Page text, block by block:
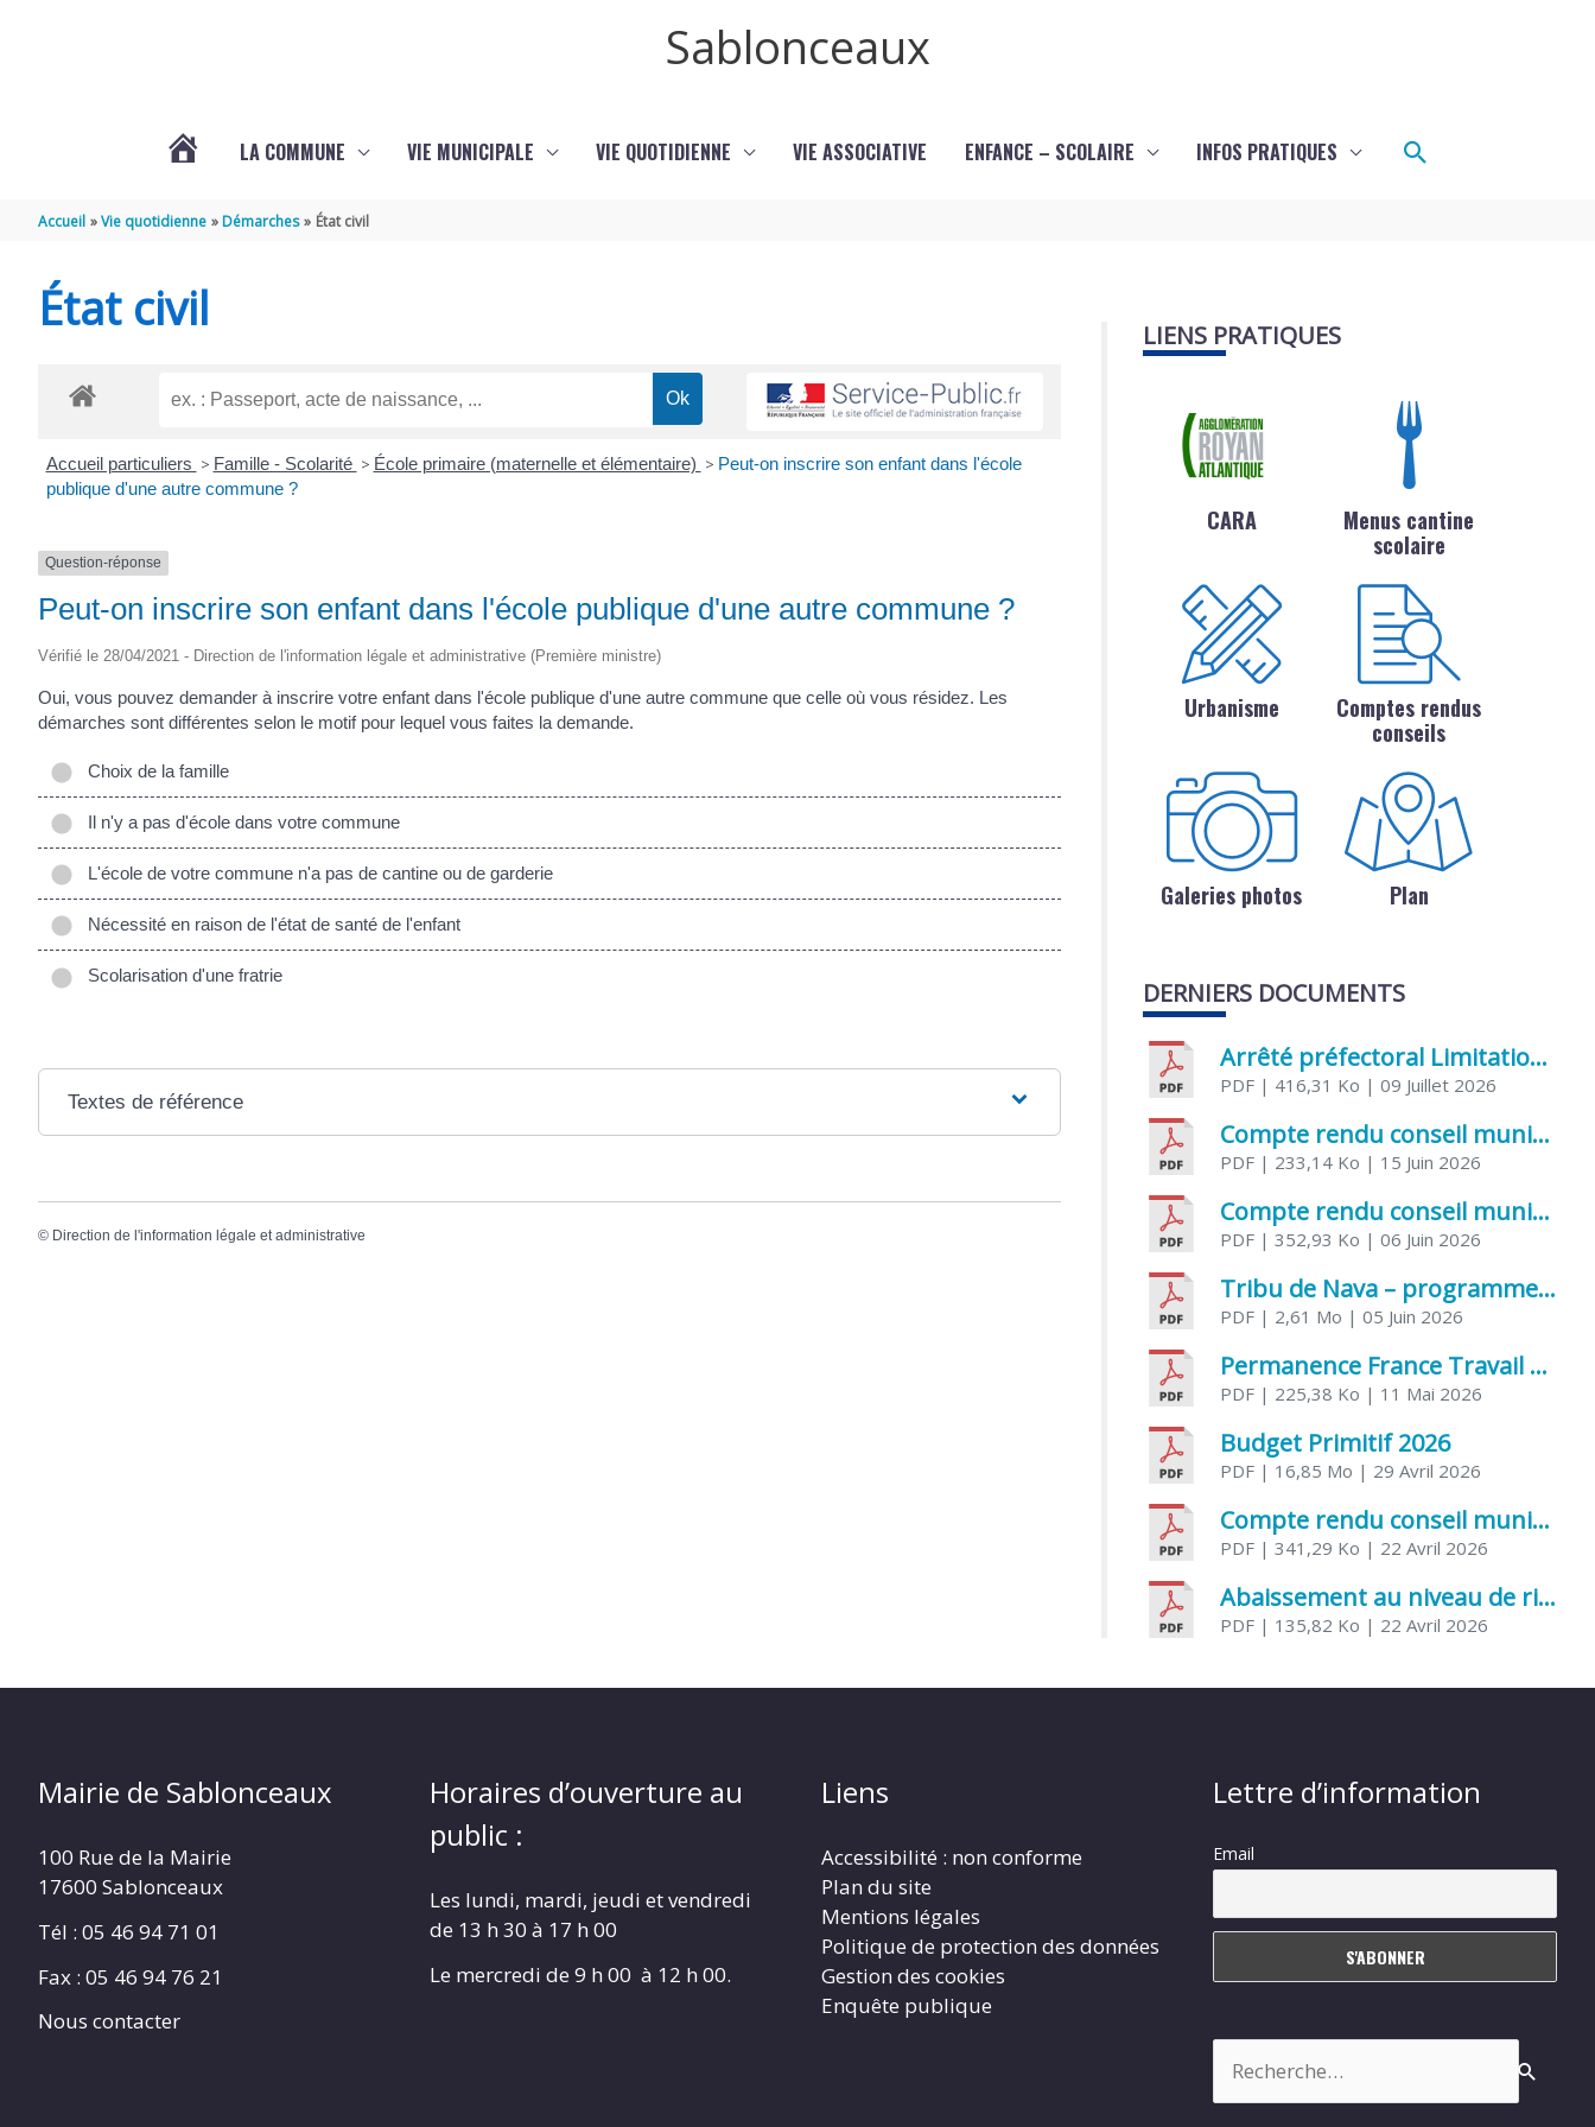
Sablonceaux
LA COMMUNE VIE MUNICIPALE VIE QUOTIDIENNE VIE ASSOCIATIVE ENFANCE – SCOLAIRE INFOS PRATIQUES Rechercher
Accueil Vie quotidienne Démarches État civil
État civil
Accueil particuliers > Famille - Scolarité > École primaire (maternelle et élémentaire) > Peut-on inscrire son enfant dans l'école
publique d'une autre commune ?
Question-réponse
Peut-on inscrire son enfant dans l'école publique d'une autre commune ?
Vérifié le 28/04/2021 - Direction de l'information légale et administrative (Première ministre)
Oui, vous pouvez demander à inscrire votre enfant dans l'école publique d'une autre commune que celle où vous résidez. Les
démarches sont différentes selon le motif pour lequel vous faites la demande.
Choix de la famille
Il n'y a pas d'école dans votre commune
L'école de votre commune n'a pas de cantine ou de garderie
Nécessité en raison de l'état de santé de l'enfant
Scolarisation d'une fratrie
Textes de référence
© Direction de l'information légale et administrative
LIENS PRATIQUES
CARA
Menus cantine
scolaire
Urbanisme
Comptes rendus
conseils
Galeries photos Plan
DERNIERS DOCUMENTS
Arrêté préfectoral Limitation provisoire des usages de l’eau
PDF | 416,31 Ko | 09 Juillet 2026
Compte rendu conseil municipal 5 juin 2026 sénatoriale
PDF | 233,14 Ko | 15 Juin 2026
Compte rendu conseil municipal – 21 avril 2026
PDF | 352,93 Ko | 06 Juin 2026
Tribu de Nava – programme et inscriptions été 2026
PDF | 2,61 Mo | 05 Juin 2026
Permanence France Travail au CCAS de Saujon Juin 2026
PDF | 225,38 Ko | 11 Mai 2026
Budget Primitif 2026
PDF | 16,85 Mo | 29 Avril 2026
Compte rendu conseil municipal – 7 avril 2026
PDF | 341,29 Ko | 22 Avril 2026
Abaissement au niveau de risque modéré de l’Influenza aviaire
PDF | 135,82 Ko | 22 Avril 2026
Mairie de Sablonceaux
100 Rue de la Mairie
17600 Sablonceaux
Tél : 05 46 94 71 01
Fax : 05 46 94 76 21
Nous contacter
Horaires d’ouverture au
public :
Les lundi, mardi, jeudi et vendredi
de 13 h 30 à 17 h 00
Le mercredi de 9 h 00 à 12 h 00.
Liens
Accessibilité : non conforme
Plan du site
Mentions légales
Politique de protection des données
Gestion des cookies
Enquête publique
Lettre d’information
Email